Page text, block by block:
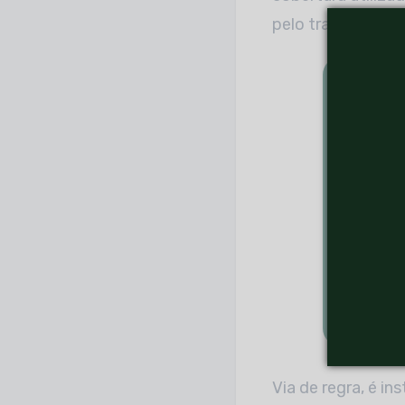
pelo trabalho de
Via de regra, é